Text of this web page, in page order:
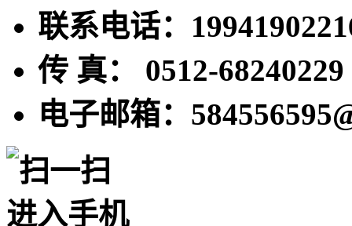
联系电话：
传 真： 0512-68240229
电子邮箱：